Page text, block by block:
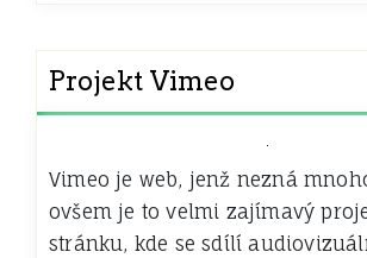
Projekt Vimeo
Vimeo je web, jenž nezná
ovšem je to velmi zajímavý
stránku, kde se sdílí